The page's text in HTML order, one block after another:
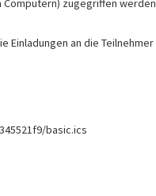
zugegriffen werden
Einladungen an die Teilnehmer
basic.ics